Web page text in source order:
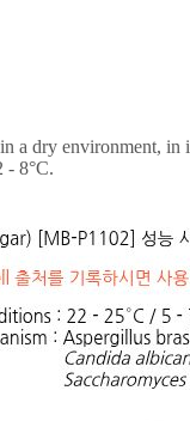
a dry environment,
- 8°C.